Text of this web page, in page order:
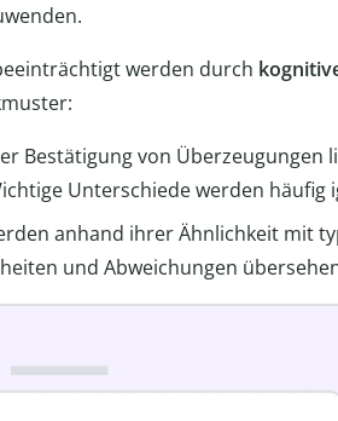
werden durch
Bestätigung von Überzeugungen
Unterschiede werden häufig
anhand ihrer Ähnlichkeit mit
und Abweichungen